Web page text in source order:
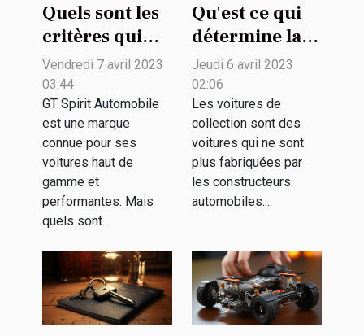
Quels sont les
critères qui
déterminent
un bon
véhicule GT
Spirit
Automobile ?
Vendredi 7 avril 2023
03:44
GT Spirit Automobile
est une marque
connue pour ses
voitures haut de
gamme et
performantes. Mais
quels sont...
Qu'est ce qui
détermine la
valeur d'une
voiture de
collection ?
Jeudi 6 avril 2023
02:06
Les voitures de
collection sont des
voitures qui ne sont
plus fabriquées par
les constructeurs
automobiles....